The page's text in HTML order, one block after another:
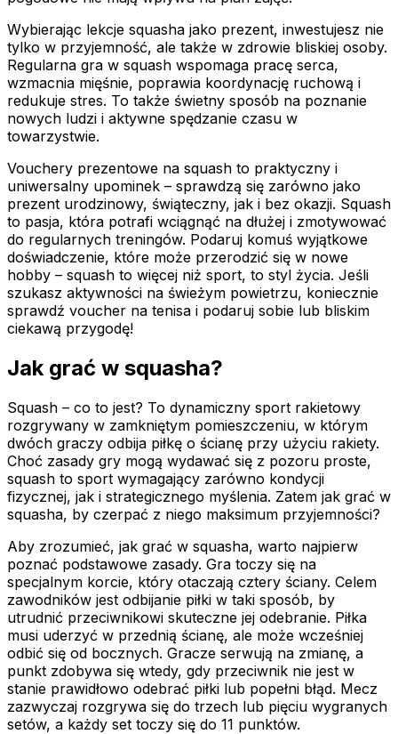
Wybierając lekcje squasha jako prezent, inwestujesz nie
tylko w przyjemność, ale także w zdrowie bliskiej osoby.
Regularna gra w squash wspomaga pracę serca,
wzmacnia mięśnie, poprawia koordynację ruchową i
redukuje stres. To także świetny sposób na poznanie
nowych ludzi i aktywne spędzanie czasu w
towarzystwie.
Vouchery prezentowe na squash to praktyczny i
uniwersalny upominek – sprawdzą się zarówno jako
prezent urodzinowy, świąteczny, jak i bez okazji. Squash
to pasja, która potrafi wciągnąć na dłużej i zmotywować
do regularnych treningów. Podaruj komuś wyjątkowe
doświadczenie, które może przerodzić się w nowe
hobby – squash to więcej niż sport, to styl życia. Jeśli
szukasz aktywności na świeżym powietrzu, koniecznie
sprawdź voucher na tenisa i podaruj sobie lub bliskim
ciekawą przygodę!
Jak grać w squasha?
Squash – co to jest? To dynamiczny sport rakietowy
rozgrywany w zamkniętym pomieszczeniu, w którym
dwóch graczy odbija piłkę o ścianę przy użyciu rakiety.
Choć zasady gry mogą wydawać się z pozoru proste,
squash to sport wymagający zarówno kondycji
fizycznej, jak i strategicznego myślenia. Zatem jak grać w
squasha, by czerpać z niego maksimum przyjemności?
Aby zrozumieć, jak grać w squasha, warto najpierw
poznać podstawowe zasady. Gra toczy się na
specjalnym korcie, który otaczają cztery ściany. Celem
zawodników jest odbijanie piłki w taki sposób, by
utrudnić przeciwnikowi skuteczne jej odebranie. Piłka
musi uderzyć w przednią ścianę, ale może wcześniej
odbić się od bocznych. Gracze serwują na zmianę, a
punkt zdobywa się wtedy, gdy przeciwnik nie jest w
stanie prawidłowo odebrać piłki lub popełni błąd. Mecz
zazwyczaj rozgrywa się do trzech lub pięciu wygranych
setów, a każdy set toczy się do 11 punktów.